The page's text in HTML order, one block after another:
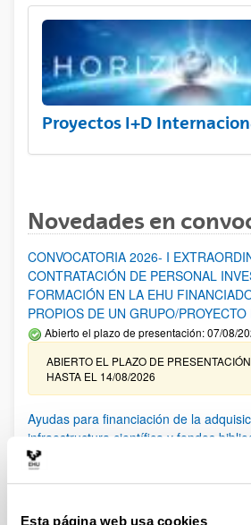
Esta página web usa cookies
Proyectos I+D
Novedades en
CONVOCATORIA 2026- I
CONTRATACIÓN DE PERSONAL
FORMACIÓN EN LA EHU
PROPIOS DE UN GRUPO/
Abierto el plazo de presentación: 07/08/
ABIERTO EL PLAZO DE
HASTA EL 14/08/2026
Ayudas para financiación de la
infraestructura científica y fondos
UPV/EHU 2026
solicitudes admitidas y excluidas. 23/03/